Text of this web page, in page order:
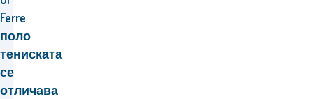
Ferre
поло
тениската
се
отличава